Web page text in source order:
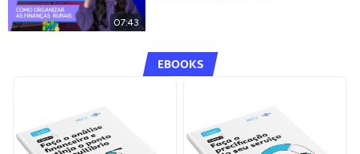
07:43
EBOOKS